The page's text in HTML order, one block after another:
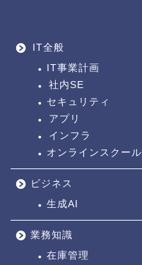
IT全般
IT事業計画
社内SE
セキュリティ
アプリ
インフラ
オンラインスクール
ビジネス
生成AI
業務知識
在庫管理